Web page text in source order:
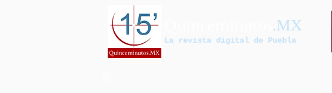
.MX
La revista digital de Puebla